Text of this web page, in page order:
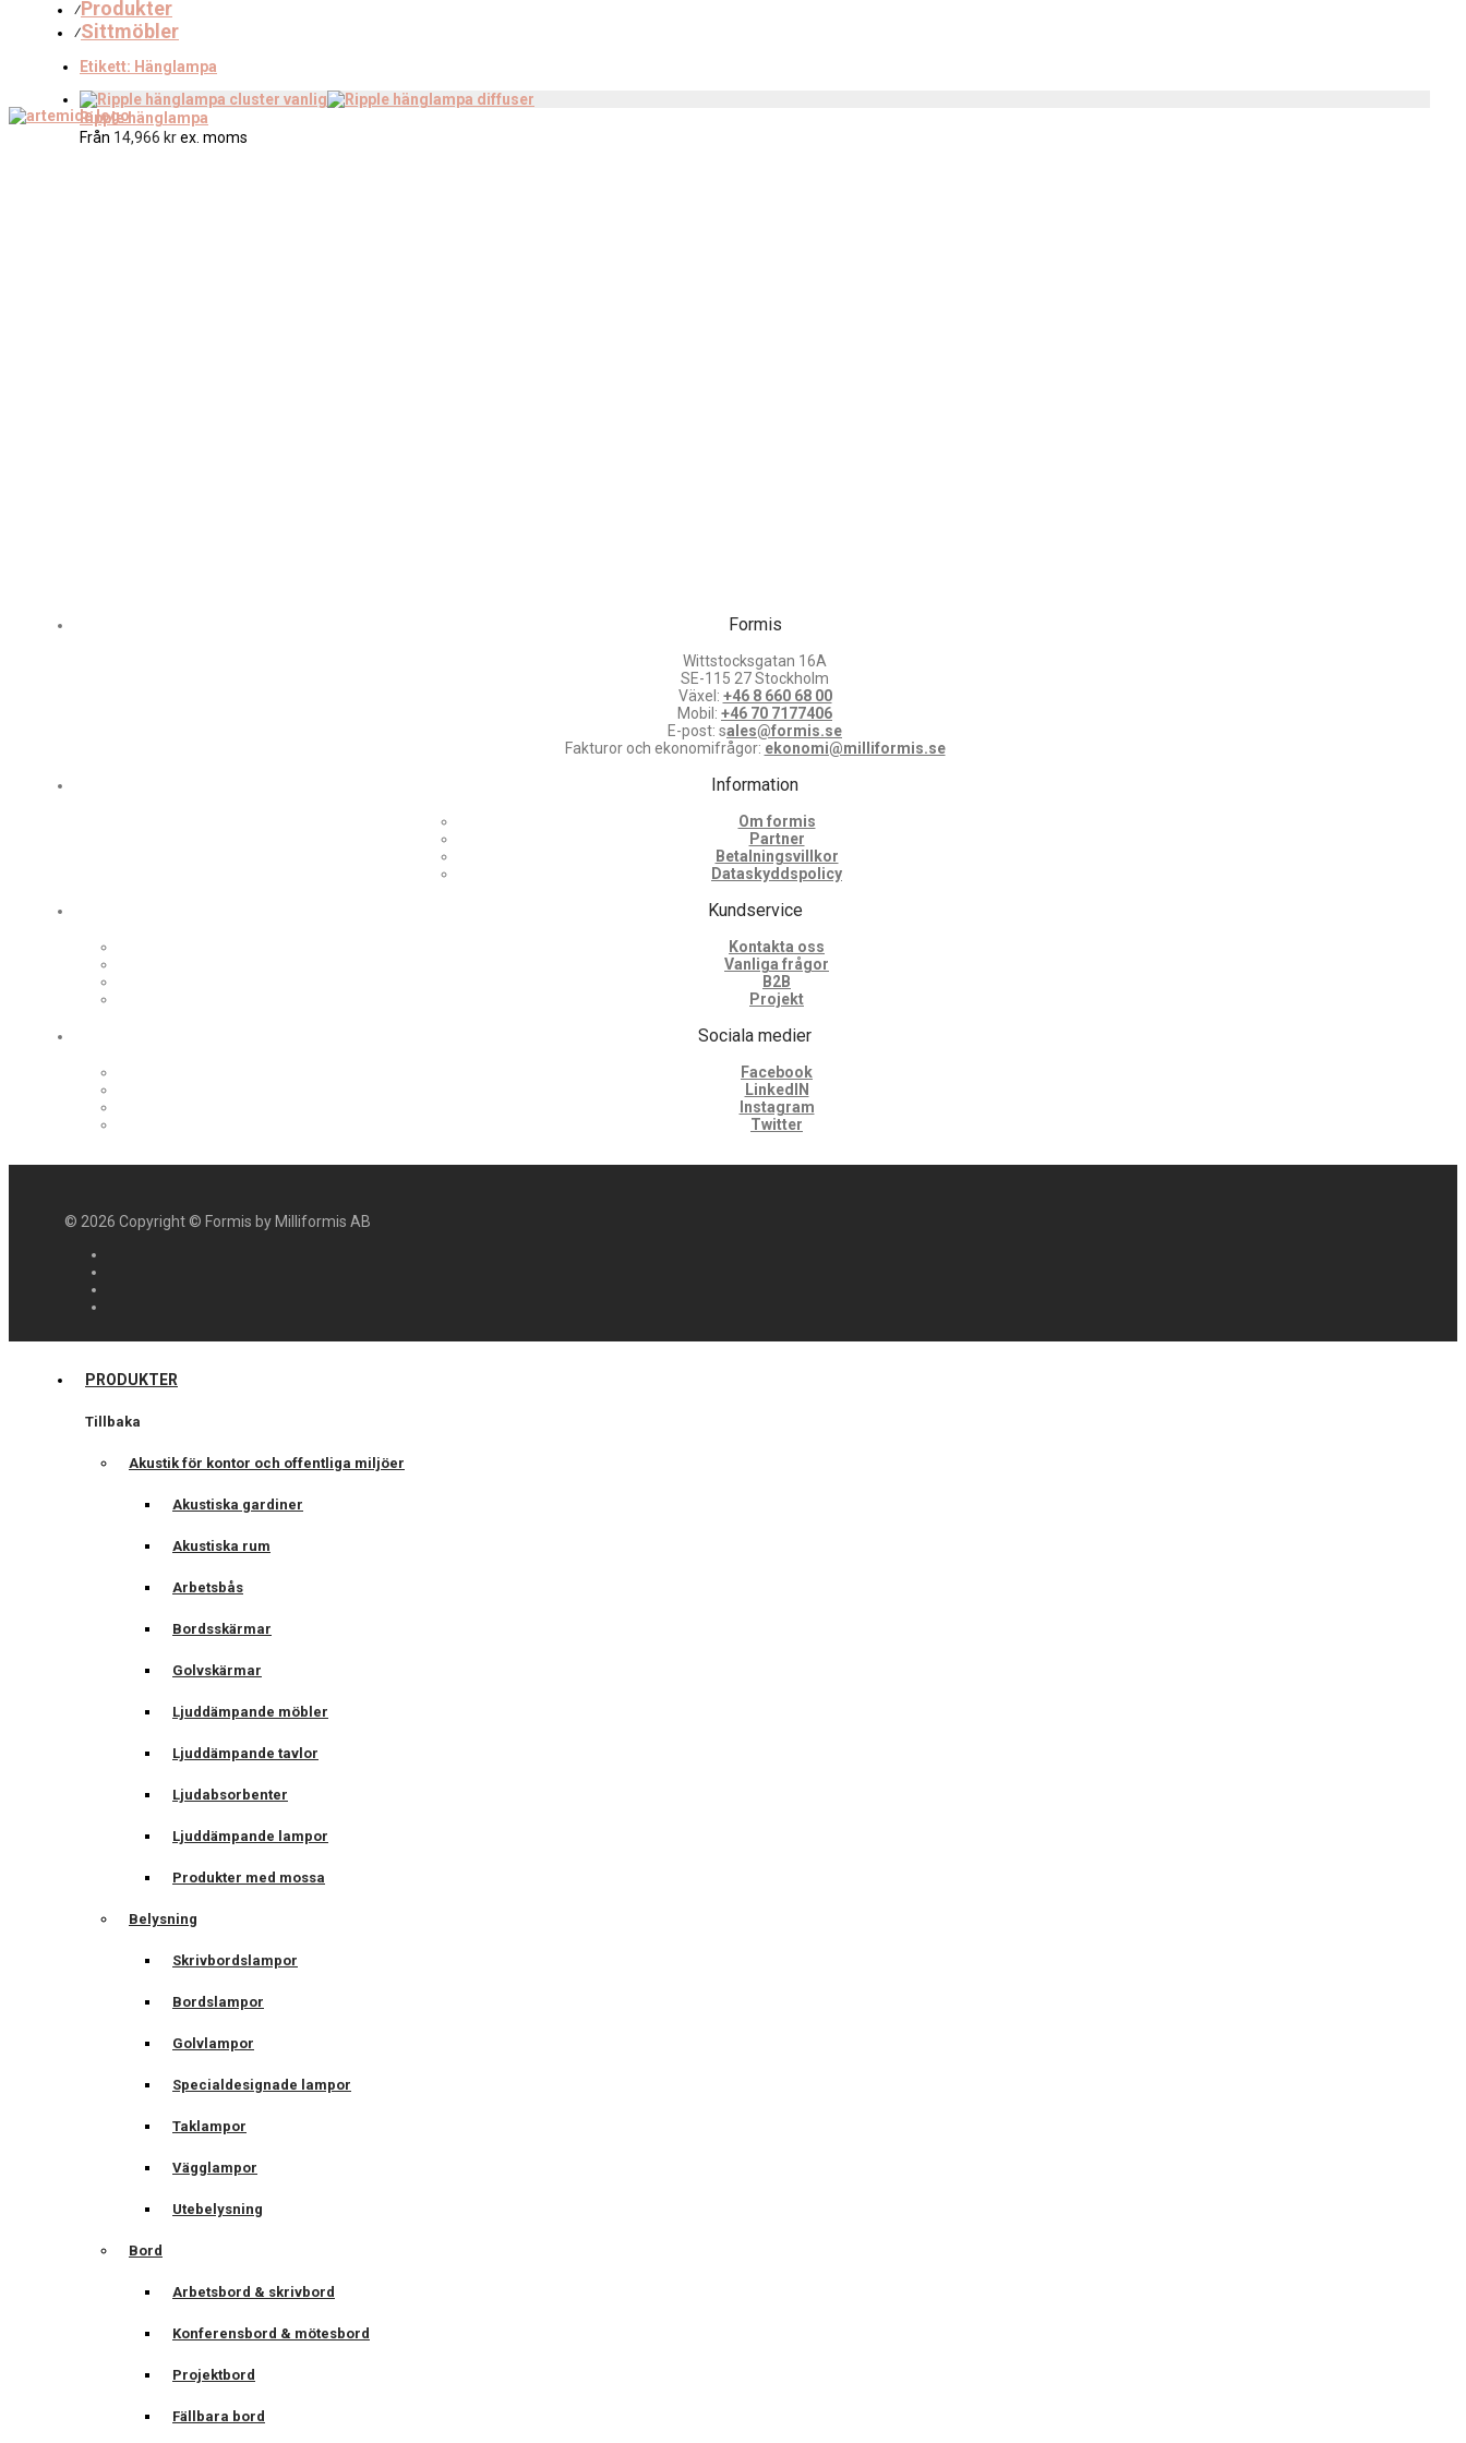
⁄Produkter
⁄Sittmöbler
Etikett: Hänglampa
Ripple hänglampa
Från 14,966 krex. moms
Formis
Wittstocksgatan 16A
SE-115 27 Stockholm
Växel: +46 8 660 68 00
Mobil: +46 70 7177406
E-post: sales@formis.se
Fakturor och ekonomifrågor: ekonomi@milliformis.se
Information
Om formis
Partner
Betalningsvillkor
Dataskyddspolicy
Kundservice
Kontakta oss
Vanliga frågor
B2B
Projekt
Sociala medier
Facebook
LinkedIN
Instagram
Twitter
© 2026 Copyright © Formis by Milliformis AB
PRODUKTER
Tillbaka
Akustik för kontor och offentliga miljöer
Akustiska gardiner
Akustiska rum
Arbetsbås
Bordsskärmar
Golvskärmar
Ljuddämpande möbler
Ljuddämpande tavlor
Ljudabsorbenter
Ljuddämpande lampor
Produkter med mossa
Belysning
Skrivbordslampor
Bordslampor
Golvlampor
Specialdesignade lampor
Taklampor
Vägglampor
Utebelysning
Bord
Arbetsbord & skrivbord
Konferensbord & mötesbord
Projektbord
Fällbara bord